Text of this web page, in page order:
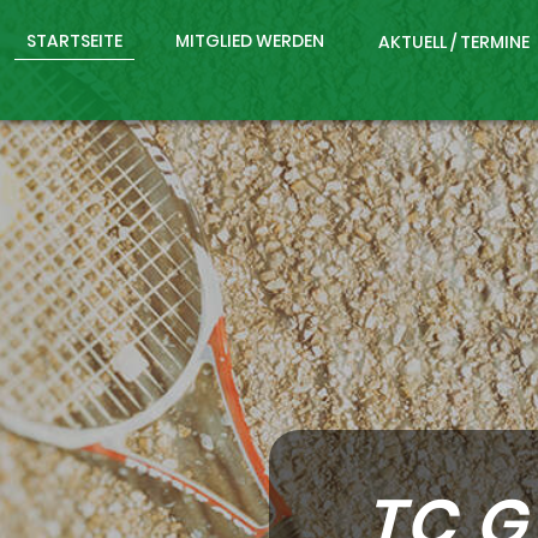
STARTSEITE MITGLIED WERDEN AKTUELL / TERMINE